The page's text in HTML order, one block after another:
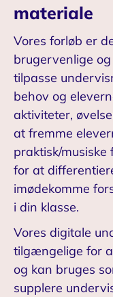
materiale
Vores forløb er
brugervenlige
tilpasse
behov og
aktiviteter,
at fremme
praktisk/
for at
imødekomme
i din klasse.
Vores digitale
tilgængelige for
og kan bruges
supplere